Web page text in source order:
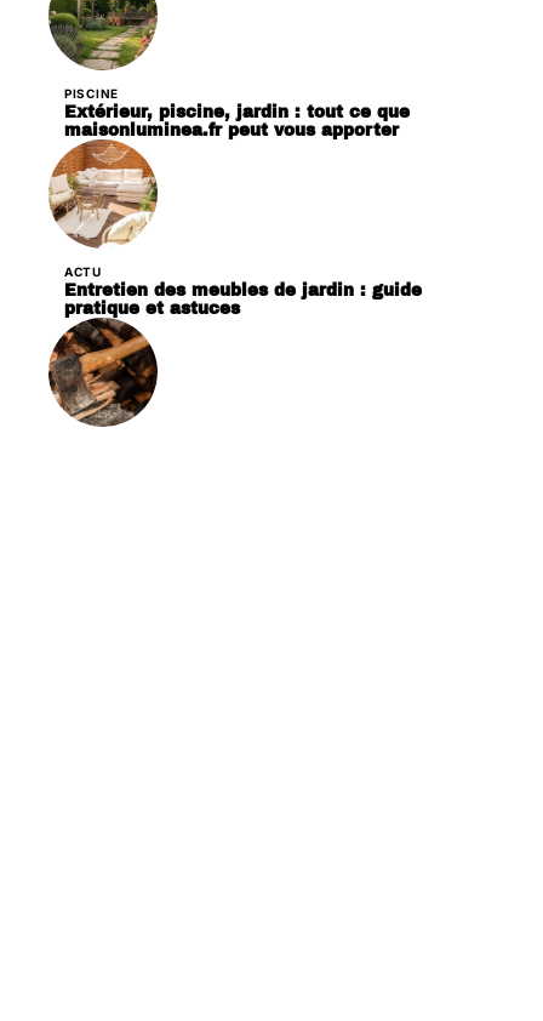
PISCINE
Extérieur, piscine, jardin : tout ce que
maisonluminea.fr peut vous apporter
ACTU
Entretien des meubles de jardin : guide
pratique et astuces